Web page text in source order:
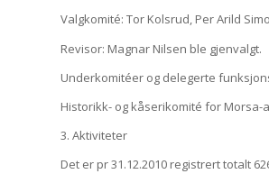
Valgkomité: Tor Kolsrud, Per Arild
Revisor: Magnar Nilsen ble gjenvalgt.
Underkomitéer og delegerte
Historikk- og kåserikomité for Morsa-
3. Aktiviteter
Det er pr 31.12.2010 registrert totalt